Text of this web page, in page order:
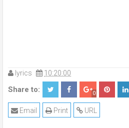
lyrics 10:20:00
Share to: 0
URL
Print
Email